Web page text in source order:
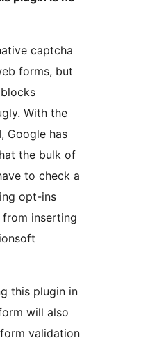
captcha
forms, but
With the
Google has
the bulk of
to check a
opt-ins
inserting
this plugin in
will also
validation